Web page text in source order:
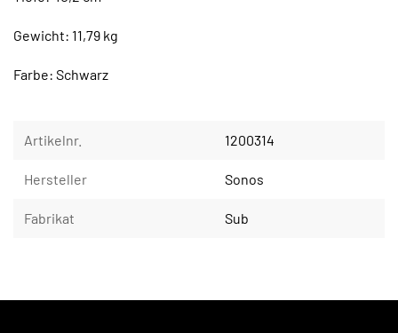
Gewicht: 11,79 kg
Farbe: Schwarz
Artikelnr. 1200314
Hersteller Sonos
Fabrikat Sub